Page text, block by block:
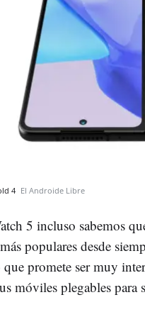
4 El Androide Libre
5 incluso sabemos
populares desde
que promete ser muy
móviles plegables